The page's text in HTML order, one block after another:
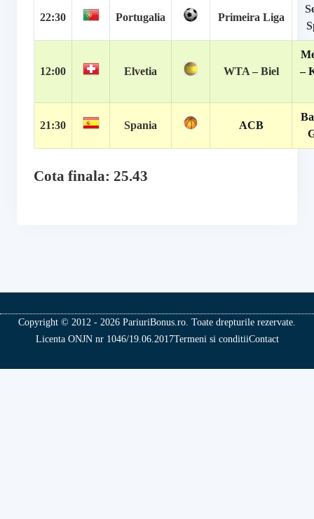
22:30 Portugalia Primeira Liga
12:00 Elvetia WTA – Biel
–
21:30 Spania ACB
Cota finala: 25.43
Copyright © 2012 - 2026 PariuriBonus.ro. Toate drepturile rezervate.
Licenta ONJN nr 1046/19.06.2017Termeni si conditiiContact